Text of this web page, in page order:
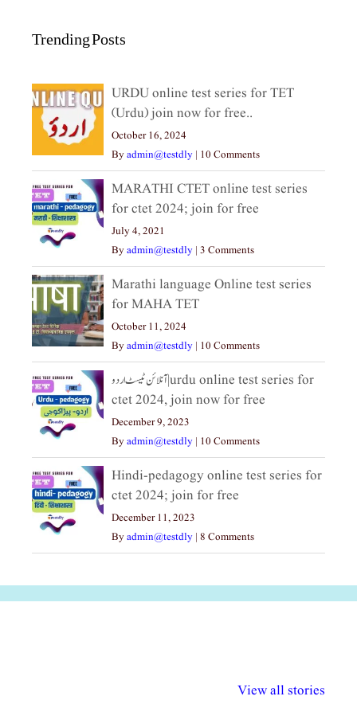
Trending Posts
URDU online test series for TET
(Urdu) join now for free..
October 16, 2024
Byadmin@testdly | 10 Comments
MARATHI CTET online test series
for ctet 2024; join for free
July 4, 2021
Byadmin@testdly | 3 Comments
Marathi language Online test series
for MAHA TET
October 11, 2024
Byadmin@testdly | 10 Comments
آنلائن ٹیسٹ اردو|urdu online test series for
ctet 2024, join now for free
December 9, 2023
Byadmin@testdly | 10 Comments
Hindi-pedagogy online test series for
ctet 2024; join for free
December 11, 2023
Byadmin@testdly | 8 Comments
View all stories
अधिकार दिवस| 18
वर्षातील